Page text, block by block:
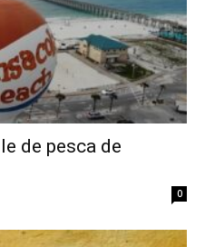
de pesca de
0